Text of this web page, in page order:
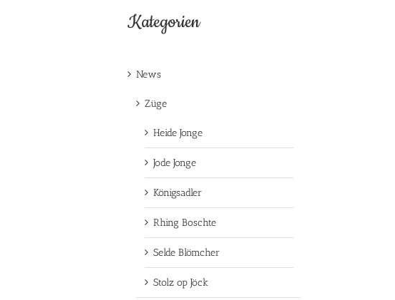
Kategorien
News
Züge
Heide Jonge
Jode Jonge
Königsadler
Rhing Boschte
Selde Blömcher
Stolz op Jöck